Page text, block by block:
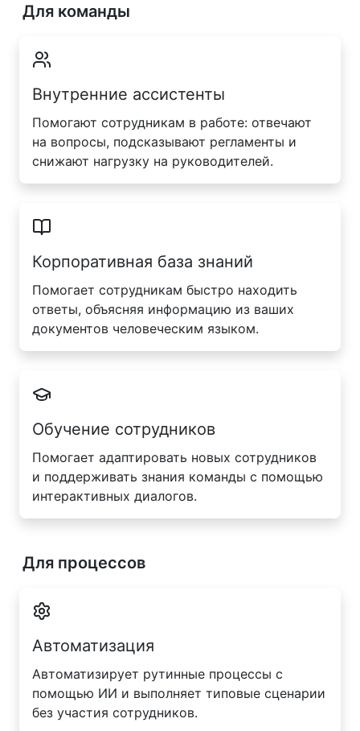
Для команды
Внутренние ассистенты
Помогают сотрудникам в работе: отвечают
на вопросы, подсказывают регламенты и
снижают нагрузку на руководителей.
Корпоративная база знаний
Помогает сотрудникам быстро находить
ответы, объясняя информацию из ваших
документов человеческим языком.
Обучение сотрудников
Помогает адаптировать новых сотрудников
и поддерживать знания команды с помощью
интерактивных диалогов.
Для процессов
Автоматизация
Автоматизирует рутинные процессы с
помощью ИИ и выполняет типовые сценарии
без участия сотрудников.